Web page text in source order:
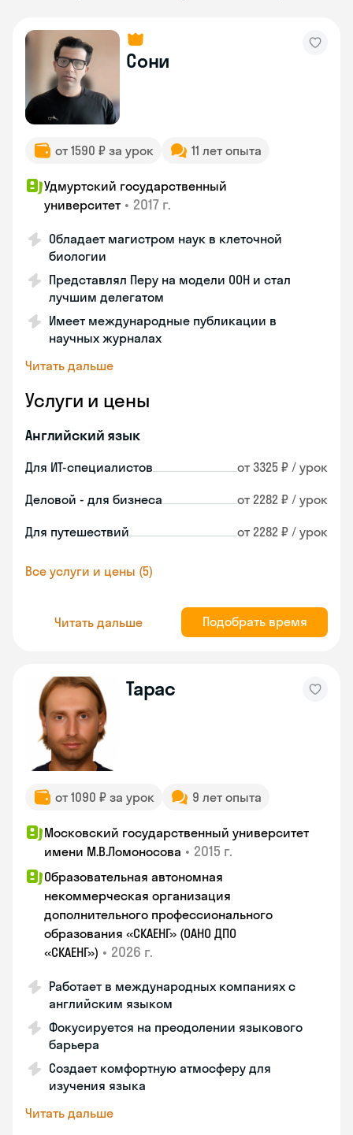
Сони
от 1590 ₽ за урок 11 лет опыта
Удмуртский государственный
университет • 2017 г.
Обладает магистром наук в клеточной
биологии
Представлял Перу на модели ООН и стал
лучшим делегатом
Имеет международные публикации в
научных журналах
Читать дальше
Услуги и цены
Английский язык
Для ИТ-специалистов от 3325 ₽ / урок
Деловой - для бизнеса от 2282 ₽ / урок
Для путешествий от 2282 ₽ / урок
Все услуги и цены (5)
Читать дальше Подобрать время
Тарас
от 1090 ₽ за урок 9 лет опыта
Московский государственный университет
имени М.В.Ломоносова • 2015 г.
Образовательная автономная
некоммерческая организация
дополнительного профессионального
образования «СКАЕНГ» (ОАНО ДПО
«СКАЕНГ») • 2026 г.
Работает в международных компаниях с
английским языком
Фокусируется на преодолении языкового
барьера
Создает комфортную атмосферу для
изучения языка
Читать дальше